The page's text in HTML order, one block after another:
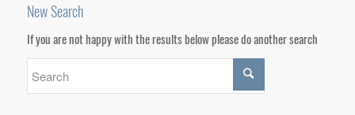
New Search
If you are not happy with the results below please do another search